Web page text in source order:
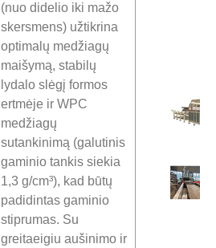
(nuo didelio iki mažo
skersmens) užtikrina
optimalų medžiagų
maišymą, stabilų
lydalo slėgį formos
ertmėje ir WPC
medžiagų
sutankinimą (galutinis
gaminio tankis siekia
1,3 g/cm³), kad būtų
padidintas gaminio
stiprumas. Su
greitaeigiu aušinimo ir